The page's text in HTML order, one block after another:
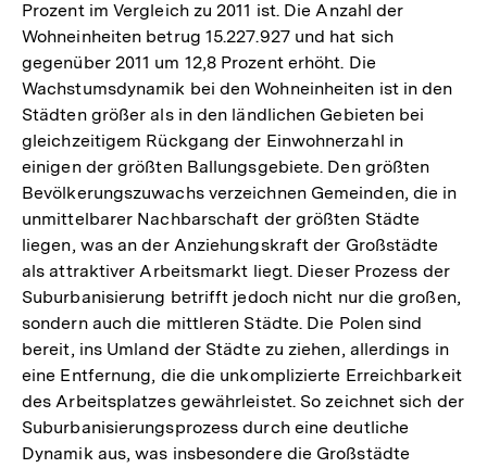
Prozent im Vergleich zu 2011 ist. Die Anzahl der
Wohneinheiten betrug 15.227.927 und hat sich
gegenüber 2011 um 12,8 Prozent erhöht. Die
Wachstumsdynamik bei den Wohneinheiten ist in den
Städten größer als in den ländlichen Gebieten bei
gleichzeitigem Rückgang der Einwohnerzahl in
einigen der größten Ballungsgebiete. Den größten
Bevölkerungszuwachs verzeichnen Gemeinden, die in
unmittelbarer Nachbarschaft der größten Städte
liegen, was an der Anziehungskraft der Großstädte
als attraktiver Arbeitsmarkt liegt. Dieser Prozess der
Suburbanisierung betrifft jedoch nicht nur die großen,
sondern auch die mittleren Städte. Die Polen sind
bereit, ins Umland der Städte zu ziehen, allerdings in
eine Entfernung, die die unkomplizierte Erreichbarkeit
des Arbeitsplatzes gewährleistet. So zeichnet sich der
Suburbanisierungsprozess durch eine deutliche
Dynamik aus, was insbesondere die Großstädte